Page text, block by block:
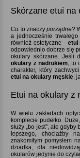
Skórzane etui na
Co to znaczy porządne
a jednocześnie trwałego
również estetyczne – etui
odpowiednio dobrze się
okulary skórzane. Jeśli
okulary z nadrukiem ,
charakter, który
etui na okulary męskie ,
Etui na okulary z
W wielu zakładach
komplecie pudełko.
służy „bo jest”, ale
lepszego, chociażby
znakomitym pomysłem
dziadka , dla
okularów jedynie do